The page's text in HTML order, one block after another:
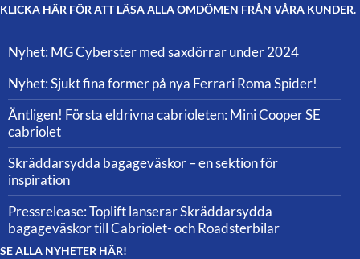
KLICKA HÄR FÖR ATT LÄSA ALLA OMDÖMEN FRÅN VÅRA KUNDER.
Nyhet: MG Cyberster med saxdörrar under 2024
Nyhet: Sjukt fina former på nya Ferrari Roma Spider!
Äntligen! Första eldrivna cabrioleten: Mini Cooper SE
cabriolet
Skräddarsydda bagageväskor – en sektion för
inspiration
Pressrelease: Toplift lanserar Skräddarsydda
bagageväskor till Cabriolet- och Roadsterbilar
SE ALLA NYHETER HÄR!